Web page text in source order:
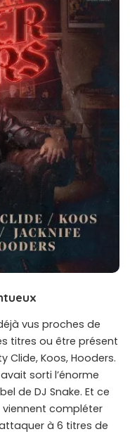
vus proches de
titres ou être présent
Clide, Koos, Hooders.
sorti l’énorme
de DJ Snake. Et ce
viennent compléter
à 6 titres de